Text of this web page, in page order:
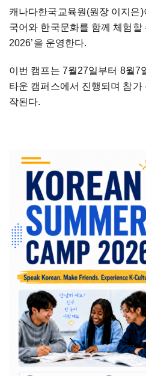
캐나다한국교육원(원장 이지은
국어와 한국문화를 함께 체험할
2026’을 운영한다.
이번 캠프는 7월27일부터 8월7
타운 캠퍼스에서 진행되며 참가
작된다.